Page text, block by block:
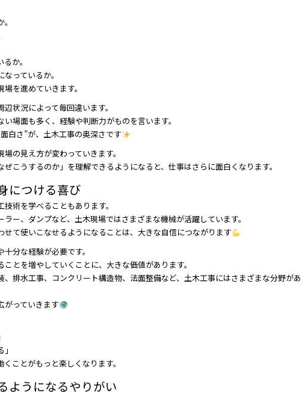
か。
っているか。
を進めていきます。
状況によって毎回違います。
場面も多く、経験や判断力がものを言います。
白さ”が、土木工事の奥深さです
の見え方が変わっていきます。
こうするのか」を理解できるようになると、仕事はさらに面白くなります。
につける喜び
術を学べることもあります。
ー、ダンプなど、土木現場ではさまざまな機械が活躍しています。
せて使いこなせるようになることは、大きな自信につながります
分な経験が必要です。
とを増やしていくことに、大きな価値があります。
排水工事、コンクリート構造物、法面整備など、土木工事にはさまざまな分野があ
がっていきます
ことがもっと楽しくなります。
ようになるやりがい